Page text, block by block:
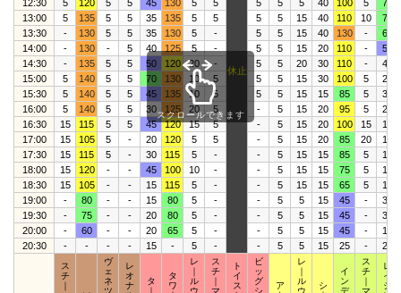
休止
12:30
5 120 5 5 45 130 5 5 5 5 5 40 100 5
70
13:00
5 135 5 5 35 135 5 5 5 5 15 40 110 10
70
13:30
- 130 5 5 35 130 5 - 5 5 15 40 130 -
65
14:00
- 130 - 5 40 125 5 - 5 5 15 20 110 -
55
14:30
- 135 5 5 50 120 20 - 5 5 20 30 110 -
40
15:00
5 140 5 5 70 130 10 5 5 5 15 30 100 5
20
15:30
5 140 5 5 45 135 10 5 5 5 15 15 85 5
30
16:00
5 140 5 5 30 125 20 5 - 5 15 20 95 5
20
16:30
15 115 5 5 45 120 15 5 - 5 15 20 100 15
15
17:00
15 105 5 - 20 120 5 5 - 5 15 20 85 20
10
17:30
15 115 5 - 30 115 5 - - 5 15 15 85 5
10
18:00
15 120 - - 45 100 10 - - 5 15 15 75 5
15
18:30
15 105 - - 15 115 5 - - 5 15 15 65 5
15
19:00
- 80 - - 15 80 5 - - 5 5 15 45 -
30
19:30
- 75 - - 20 80 5 - - 5 5 15 45 -
30
20:00
- 60 - - 20 65 5 - - 5 5 15 45 -
15
20:30
- - - - 15 - 5 - - 5 5 15 25 - 25
ス
チ
｜
ヴ
ェ
ネ
ツ
レ
オ
ナ
タ
｜
タ
ワ
レ
｜
ル
ウ
ス
チ
｜
マ
ト
イ
ス
ビ
ッ
グ
シ
ア
レ
｜
ル
ウ
シ
イ
ン
デ
ス
チ
｜
マ
レ
イ
ジ
スクロールできます